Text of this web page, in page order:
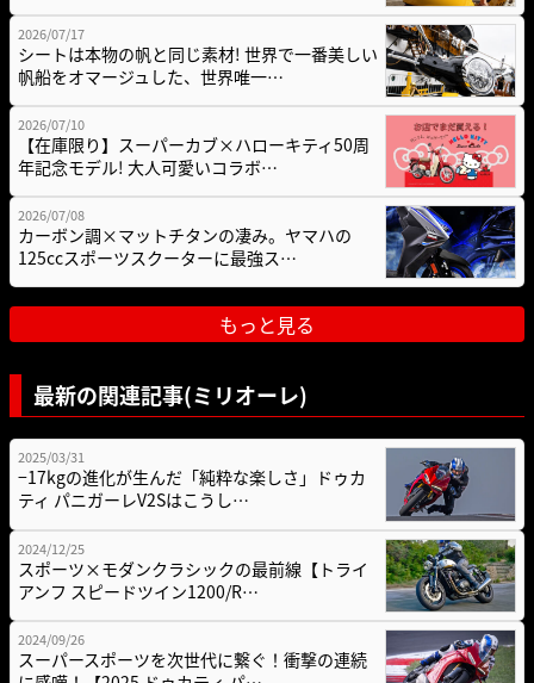
2026/07/17
シートは本物の帆と同じ素材! 世界で一番美しい
帆船をオマージュした、世界唯一…
2026/07/10
【在庫限り】スーパーカブ×ハローキティ50周
年記念モデル! 大人可愛いコラボ…
2026/07/08
カーボン調×マットチタンの凄み。ヤマハの
125ccスポーツスクーターに最強ス…
もっと見る
最新の関連記事(ミリオーレ)
2025/03/31
−17kgの進化が生んだ「純粋な楽しさ」ドゥカ
ティ パニガーレV2Sはこうし…
2024/12/25
スポーツ×モダンクラシックの最前線【トライ
アンフ スピードツイン1200/R…
2024/09/26
スーパースポーツを次世代に繋ぐ！衝撃の連続